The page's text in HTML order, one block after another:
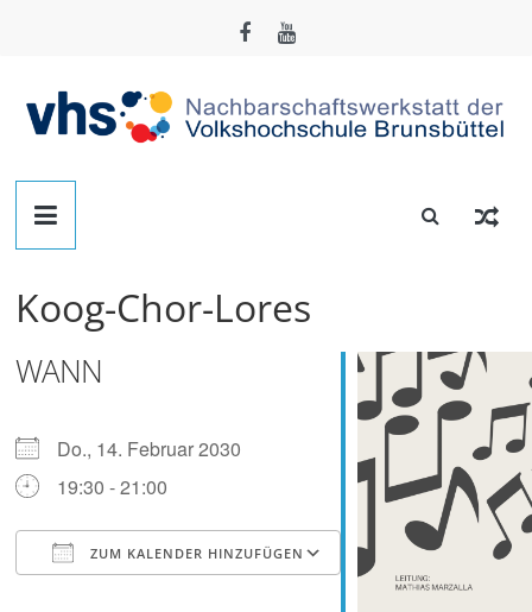
Nachbarschafts-
Werkstatt
Brunsbüttel
Der
zum
Basteln,
Tüfteln,
Digitalisieren
Koog-Chor-Lores
WANN
Do., 14. Februar 2030
19:30 - 21:00
ZUM KALENDER HINZUFÜGEN
Outlook Live